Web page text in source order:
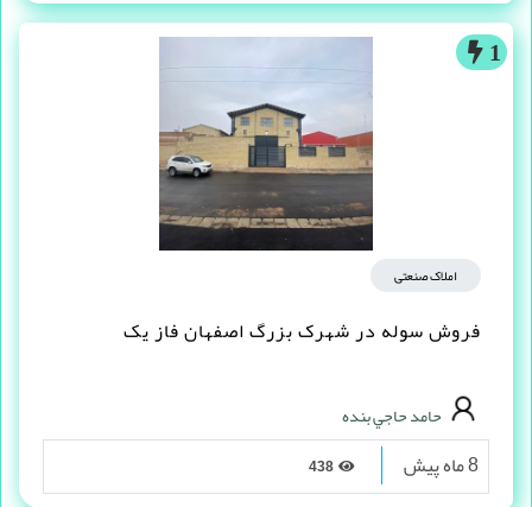
1
املاک صنعتی
فروش سوله در شهرک بزرگ اصفهان فاز یک
حامد حاجي بنده
8 ماه پیش